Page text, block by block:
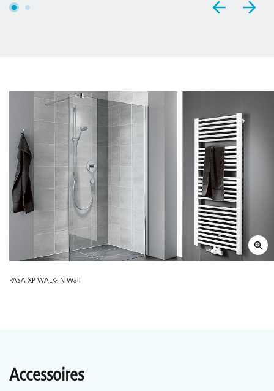
PASA XP WALK-IN Wall
Accessoires